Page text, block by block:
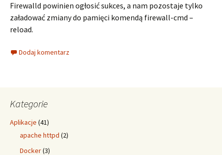
Firewalld powinien ogłosić sukces, a nam pozostaje tylko
załadować zmiany do pamięci komendą firewall-cmd –
reload.
Dodaj komentarz
Kategorie
Aplikacje (41)
apache httpd (2)
Docker(3)